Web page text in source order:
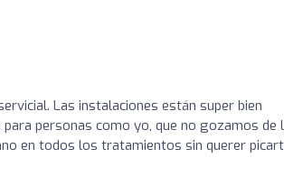
Las instalaciones están super bien
personas como yo, que no gozamos de
en todos los tratamientos sin querer